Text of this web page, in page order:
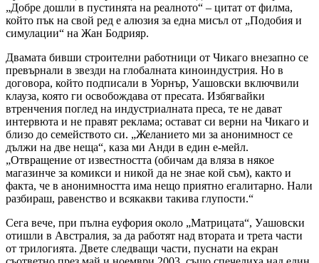
„Добре дошли в пустинята на реалното“ – цитат от филма,
който пък на свой ред е алюзия за една мисъл от „Подобия и
симулации“ на Жан Бодрияр.
Двамата бивши строителни работници от Чикаго внезапно се
превърнали в звезди на глобалната киноиндустрия. Но в
договора, който подписали в Уорнър, Уашовски включвили
клауза, която ги освобождава от пресата. Избягвайки
втренчения поглед на индустриалната преса, те не дават
интервюта и не правят реклама; остават си верни на Чикаго и
близо до семейството си. „Желанието ми за анонимност се
дължи на две неща“, каза ми Анди в един е-мейл.
„Отвращение от известността (обичам да вляза в някое
магазинче за комикси и никой да не знае кой съм), както и
факта, че в анонимността има нещо приятно егалитарно. Нали
разбираш, равенство и всякакви такива глупости.“
Сега вече, при пълна еуфория около „Матрицата“, Уашовски
отишли в Австралия, за да работят над втората и трета части
от трилогията. Двете следващи части, пуснати на екран